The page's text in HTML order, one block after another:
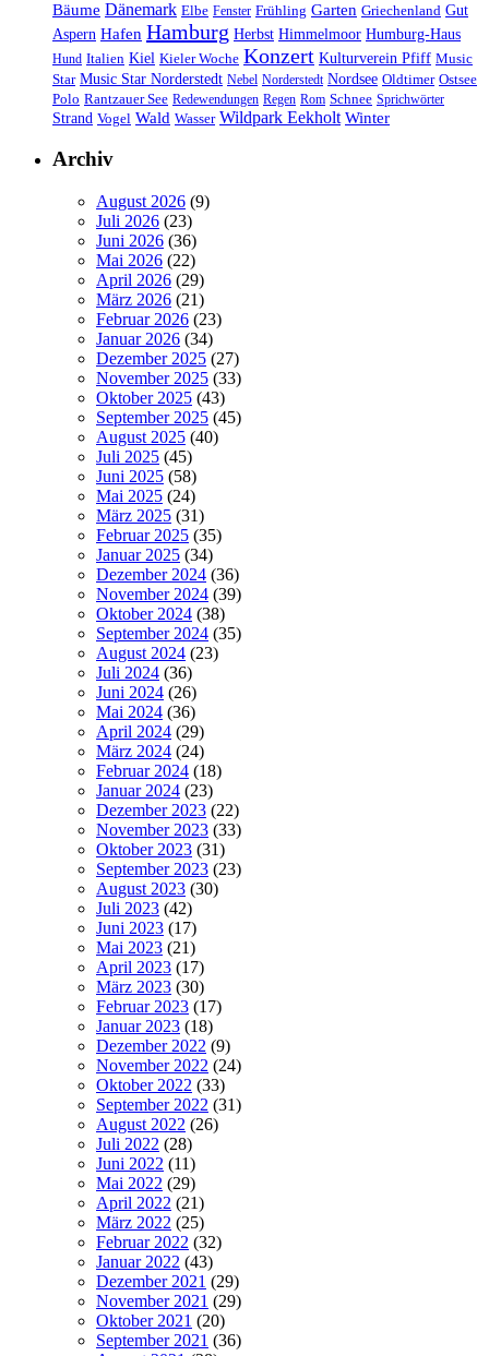
Bäume Dänemark Elbe Fenster Frühling Garten Griechenland Gut
Aspern Hafen Hamburg Herbst Himmelmoor Humburg-Haus
Hund Italien Kiel Kieler Woche Konzert Kulturverein Pfiff Music
Star Music Star Norderstedt Nebel Norderstedt Nordsee Oldtimer Ostsee
Polo Rantzauer See Redewendungen Regen Rom Schnee Sprichwörter
Strand Vogel Wald Wasser Wildpark Eekholt Winter
Archiv
August 2026 (9)
Juli 2026 (23)
Juni 2026 (36)
Mai 2026 (22)
April 2026 (29)
März 2026 (21)
Februar 2026 (23)
Januar 2026 (34)
Dezember 2025 (27)
November 2025 (33)
Oktober 2025 (43)
September 2025 (45)
August 2025 (40)
Juli 2025 (45)
Juni 2025 (58)
Mai 2025 (24)
März 2025 (31)
Februar 2025 (35)
Januar 2025 (34)
Dezember 2024 (36)
November 2024 (39)
Oktober 2024 (38)
September 2024 (35)
August 2024 (23)
Juli 2024 (36)
Juni 2024 (26)
Mai 2024 (36)
April 2024 (29)
März 2024 (24)
Februar 2024 (18)
Januar 2024 (23)
Dezember 2023 (22)
November 2023 (33)
Oktober 2023 (31)
September 2023 (23)
August 2023 (30)
Juli 2023 (42)
Juni 2023 (17)
Mai 2023 (21)
April 2023 (17)
März 2023 (30)
Februar 2023 (17)
Januar 2023 (18)
Dezember 2022 (9)
November 2022 (24)
Oktober 2022 (33)
September 2022 (31)
August 2022 (26)
Juli 2022 (28)
Juni 2022 (11)
Mai 2022 (29)
April 2022 (21)
März 2022 (25)
Februar 2022 (32)
Januar 2022 (43)
Dezember 2021 (29)
November 2021 (29)
Oktober 2021 (20)
September 2021 (36)